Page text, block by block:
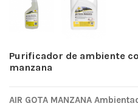
Purificador de ambiente
manzana
AIR GOTA MANZANA